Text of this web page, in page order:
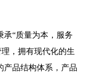
承“质量为本，服务
，拥有现代化的生
产品结构体系，产品